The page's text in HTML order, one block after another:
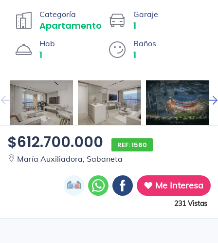
Categoría
Apartamento
Garaje
1
Hab
1
Baños
1
$612.700.000 REF: 1560
María Auxiliadora, Sabaneta
Me Interesa
231 Vistas